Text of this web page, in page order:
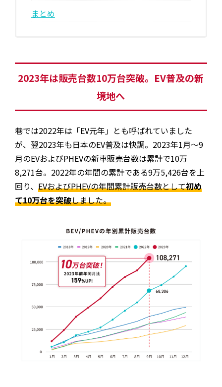
まとめ
2023年は販売台数10万台突破。EV普及の新
境地へ
巷では2022年は「EV元年」とも呼ばれていました
が、翌2023年も日本のEV普及は快調。2023年1月〜9
月のEVおよびPHEVの新車販売台数は累計で10万
8,271台。2022年の年間の累計である9万5,426台を上
回り、 EVおよびPHEVの年間累計販売台数として初め
て10万台を突破しました。